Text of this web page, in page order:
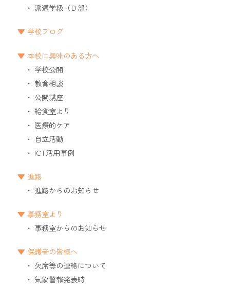
派遣学級（Ｄ部）
学校ブログ
本校に興味のある方へ
学校公開
教育相談
公開講座
給食室より
医療的ケア
自立活動
ICT活用事例
進路
進路からのお知らせ
事務室より
事務室からのお知らせ
保護者の皆様へ
欠席等の連絡について
気象警報発表時